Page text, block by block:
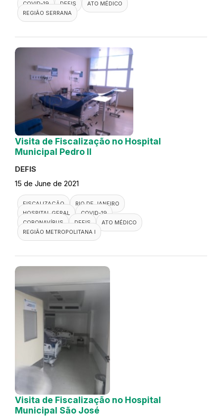
COVID-19 DEFIS
ATO MÉDICO
REGIÃO SERRANA
Visita de Fiscalização no Hospital
Municipal Pedro II
DEFIS
15 de June de 2021
FISCALIZAÇÃO
RIO DE JANEIRO
HOSPITAL GERAL
COVID-19
CORONAVÍRUS
DEFIS
ATO MÉDICO
REGIÃO METROPOLITANA I
Visita de Fiscalização no Hospital
Municipal São José